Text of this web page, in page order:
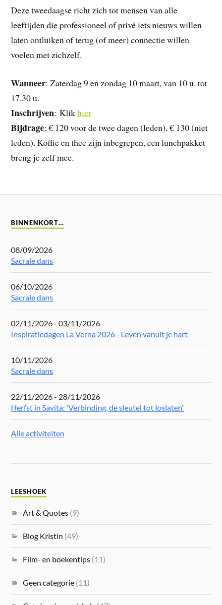
Deze tweedaagse richt zich tot mensen van alle
leeftijden die professioneel of privé iets nieuws willen
laten ontluiken of terug (of meer) connectie willen
voelen met zichzelf.
Wanneer: Zaterdag 9 en zondag 10 maart, van 10 u. tot
17.30 u.
Inschrijven: Klikhier
Bijdrage: € 120 voor de twee dagen (leden), € 130 (niet
leden). Koffie en thee zijn inbegrepen, een lunchpakket
breng je zelf mee.
BINNENKORT…
08/09/2026
Sacrale dans
06/10/2026
Sacrale dans
02/11/2026 - 03/11/2026
Inspiratiedagen La Verna 2026 - Leven vanuit je hart
10/11/2026
Sacrale dans
22/11/2026 - 28/11/2026
Herfst in Savita: 'Verbinding, de sleutel tot loslaten'
Alle activiteiten
LEESHOEK
Art & Quotes (9)
Blog Kristin (49)
Film- en boekentips (11)
Geen categorie (11)